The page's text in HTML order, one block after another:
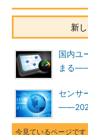
新
国内ユ
まる
センサ